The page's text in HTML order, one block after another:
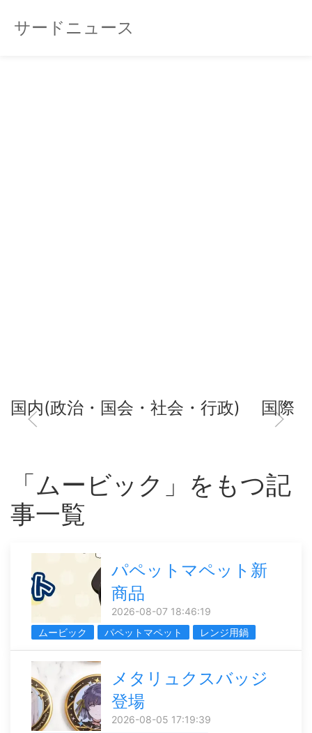
サードニュース
国内(政治・国会・社会・行政) 国際
「ムービック」をもつ記
事一覧
パペットマペット新
商品
2026-08-07 18:46:19
ムービック
パペットマペット レンジ用鍋
メタリュクスバッジ
登場
2026-08-05 17:19:39